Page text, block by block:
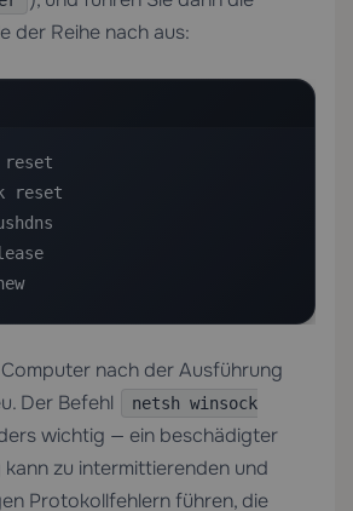
der Reihe nach aus:
reset
nach der Ausführung
Der Befehl
netsh winsock
wichtig — ein beschädigter
zu intermittierenden und
Protokollfehlern führen, die